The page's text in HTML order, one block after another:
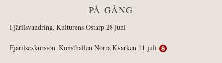
PÅ GÅNG
Fjärilsvandring, Kulturens Östarp 28 juni
Fjärilsexkursion, Konsthallen Norra Kvarken 11 juli